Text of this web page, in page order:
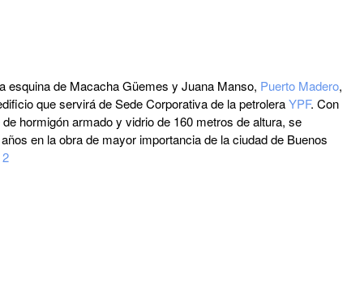
esquina de Macacha Güemes y Juana Manso, Puerto Madero,
que servirá de Sede Corporativa de la petroleraYPF. Con
hormigón armado y vidrio de 160 metros de altura, se
en la obra de mayor importancia de la ciudad de Buenos
2